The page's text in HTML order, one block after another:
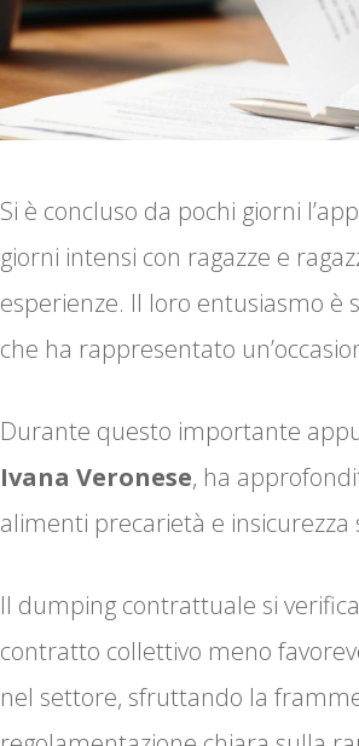
Si è concluso da pochi giorni
giorni intensi con ragazze e
esperienze. Il loro entusiasmo è
che ha rappresentato
Durante questo importante
Ivana Veronese, ha
alimenti precarietà e insicurezza
Il dumping contrattuale si
contratto collettivo meno
nel settore, sfruttando la